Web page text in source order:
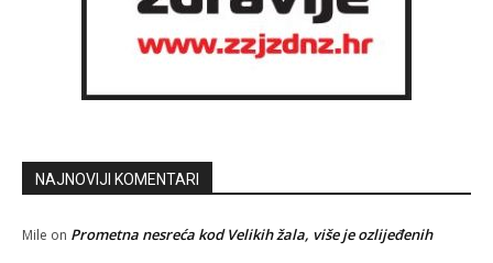
NAJNOVIJI KOMENTARI
Mile on Prometna nesreća kod Velikih žala, više je ozlijeđenih